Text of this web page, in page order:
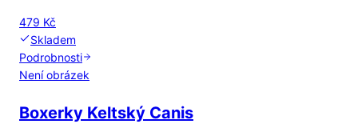
479 Kč
Skladem
Podrobnosti
Není obrázek
Boxerky Keltský Canis